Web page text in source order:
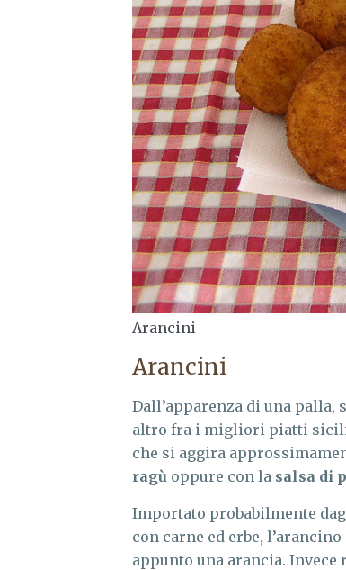
Arancini
Arancini
Dall’apparenza di una
altro fra i migliori piatti
che si aggira
ragù oppure con la salsa di
Importato probabilmente
con carne ed erbe,
appunto una arancia.